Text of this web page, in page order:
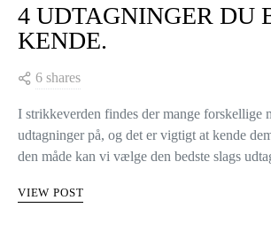
4 UDTAGNINGER DU
KENDE.
6 shares
I strikkeverden findes der mange forskellige
udtagninger på, og det er vigtigt at kende
den måde kan vi vælge den bedste slags
VIEW POST